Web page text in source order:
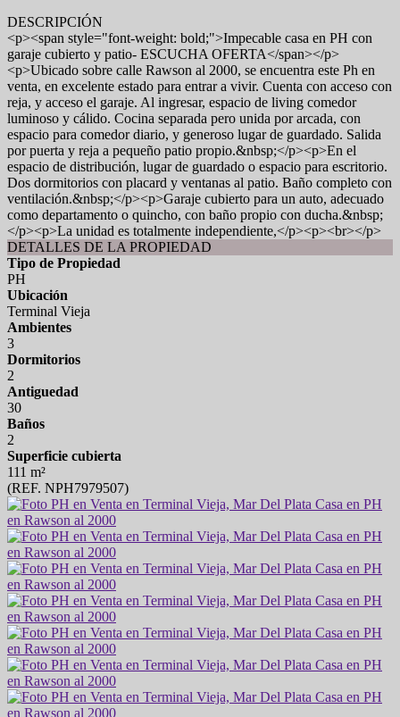
DESCRIPCIÓN
<p><span style="font-weight: bold;">Impecable casa en PH con
garaje cubierto y patio- ESCUCHA OFERTA</span></p>
<p>Ubicado sobre calle Rawson al 2000, se encuentra este Ph en
venta, en excelente estado para entrar a vivir. Cuenta con acceso con
reja, y acceso el garaje. Al ingresar, espacio de living comedor
luminoso y cálido. Cocina separada pero unida por arcada, con
espacio para comedor diario, y generoso lugar de guardado. Salida
por puerta y reja a pequeño patio propio.&nbsp;</p><p>En el
espacio de distribución, lugar de guardado o espacio para escritorio.
Dos dormitorios con placard y ventanas al patio. Baño completo con
ventilación.&nbsp;</p><p>Garaje cubierto para un auto, adecuado
como departamento o quincho, con baño propio con ducha.&nbsp;
</p><p>La unidad es totalmente independiente,</p><p><br></p>
DETALLES DE LA PROPIEDAD
Tipo de Propiedad
PH
Ubicación
Terminal Vieja
Ambientes
3
Dormitorios
2
Antiguedad
30
Baños
2
Superficie cubierta
111 m²
(REF. NPH7979507)